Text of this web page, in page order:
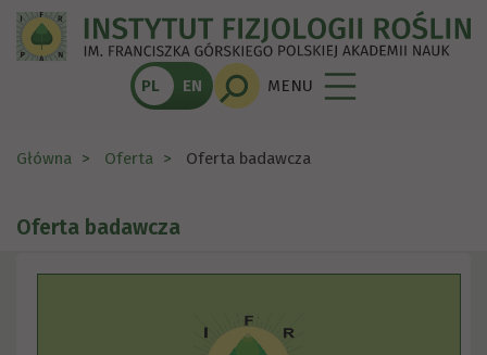
PL EN MENU
Główna Oferta Oferta badawcza
Oferta badawcza